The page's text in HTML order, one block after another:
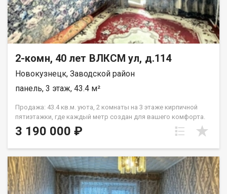
2-комн, 40 лет ВЛКСМ ул, д.114
Новокузнецк, Заводской район
панель, 3 этаж, 43.4 м²
Продажа: 43.4 кв.м. уюта, 2 комнаты на 3 этаже кирпичной
пятиэтажки, где каждый метр создан для вашего комфорта.
Это идеальное вторичное жилье для тех, кто ценит
готовность к переезду и продуманную планировку без лишних
можете сразу начать обустраивать пространство под себя, не
вкладываясь в капитальные работы. Район создан для семей
с детьми: в шаговой доступности Средняя школа №79 и
Детский сад №221, что избавит вас от ежедневных длинных
3 190 000 ₽